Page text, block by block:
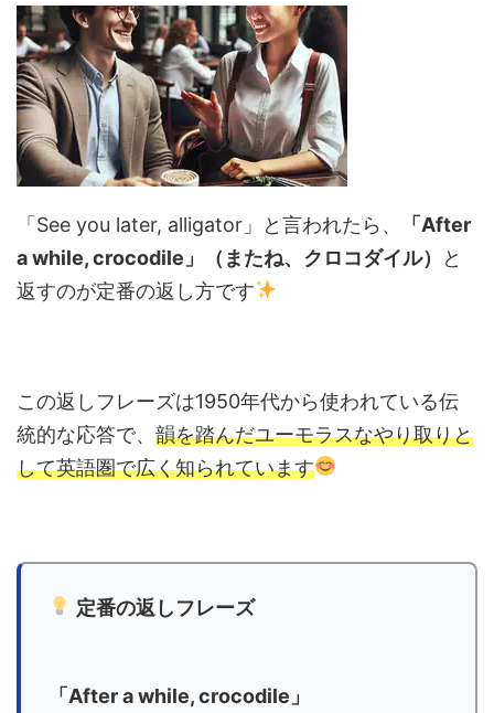
「See you later, alligator」と言われたら、
「After
a while, crocodile」（またね、クロコダイル）
と
返すのが定番の返し方です
この返しフレーズは1950年代から使われている伝
統的な応答で、 韻を踏んだユーモラスなやり取りと
して英語圏で広く知られています
定番の返しフレーズ
「After a while, crocodile」